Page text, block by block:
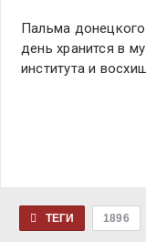
Пальма
день хранится в
института и
ТЕГИ 1896